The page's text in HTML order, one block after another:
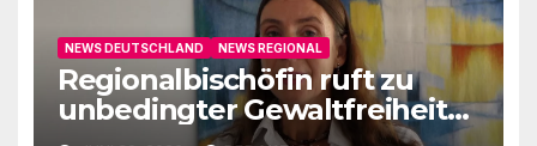
NEWS DEUTSCHLAND NEWS REGIONAL
Regionalbischöfin ruft zu
unbedingter Gewaltfreiheit
auf